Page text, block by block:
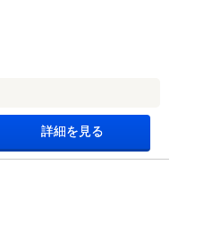
詳細を見る